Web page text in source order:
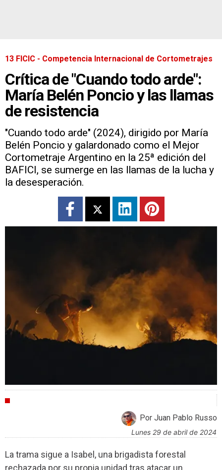
13 FICIC - Competencia Internacional de Cortometrajes
Crítica de "Cuando todo arde":
María Belén Poncio y las llamas
de resistencia
"Cuando todo arde" (2024), dirigido por María
Belén Poncio y galardonado como el Mejor
Cortometraje Argentino en la 25ª edición del
BAFICI, se sumerge en las llamas de la lucha y
la desesperación.
Por Juan Pablo Russo
lunes 29 de abril de 2024
La trama sigue a Isabel, una brigadista forestal
rechazada por su propia unidad tras atacar un